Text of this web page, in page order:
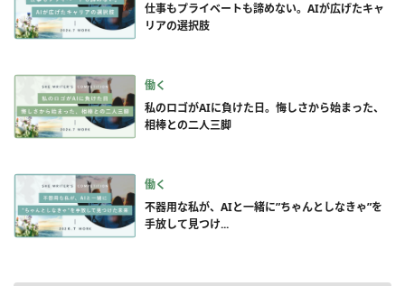
仕事もプライベートも諦めない。AIが広げたキャ
リアの選択肢
働く
私のロゴがAIに負けた日。悔しさから始まった、
相棒との二人三脚
働く
不器用な私が、AIと一緒に”ちゃんとしなきゃ”を
手放して見つけ...